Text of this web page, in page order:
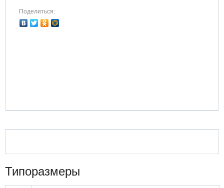
Поделиться:
Типоразмеры